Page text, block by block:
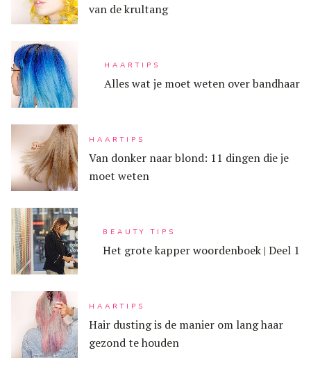
van de krultang
HAARTIPS
Alles wat je moet weten over bandhaar
HAARTIPS
Van donker naar blond: 11 dingen die je
moet weten
BEAUTY TIPS
Het grote kapper woordenboek | Deel 1
HAARTIPS
Hair dusting is de manier om lang haar
gezond te houden